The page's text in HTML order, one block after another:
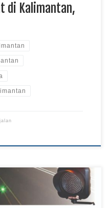
di Kalimantan,
Light, Jual Warning